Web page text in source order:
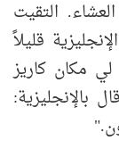
التقيت
قليلاً
مكان كاريز
بالإنجليزية: